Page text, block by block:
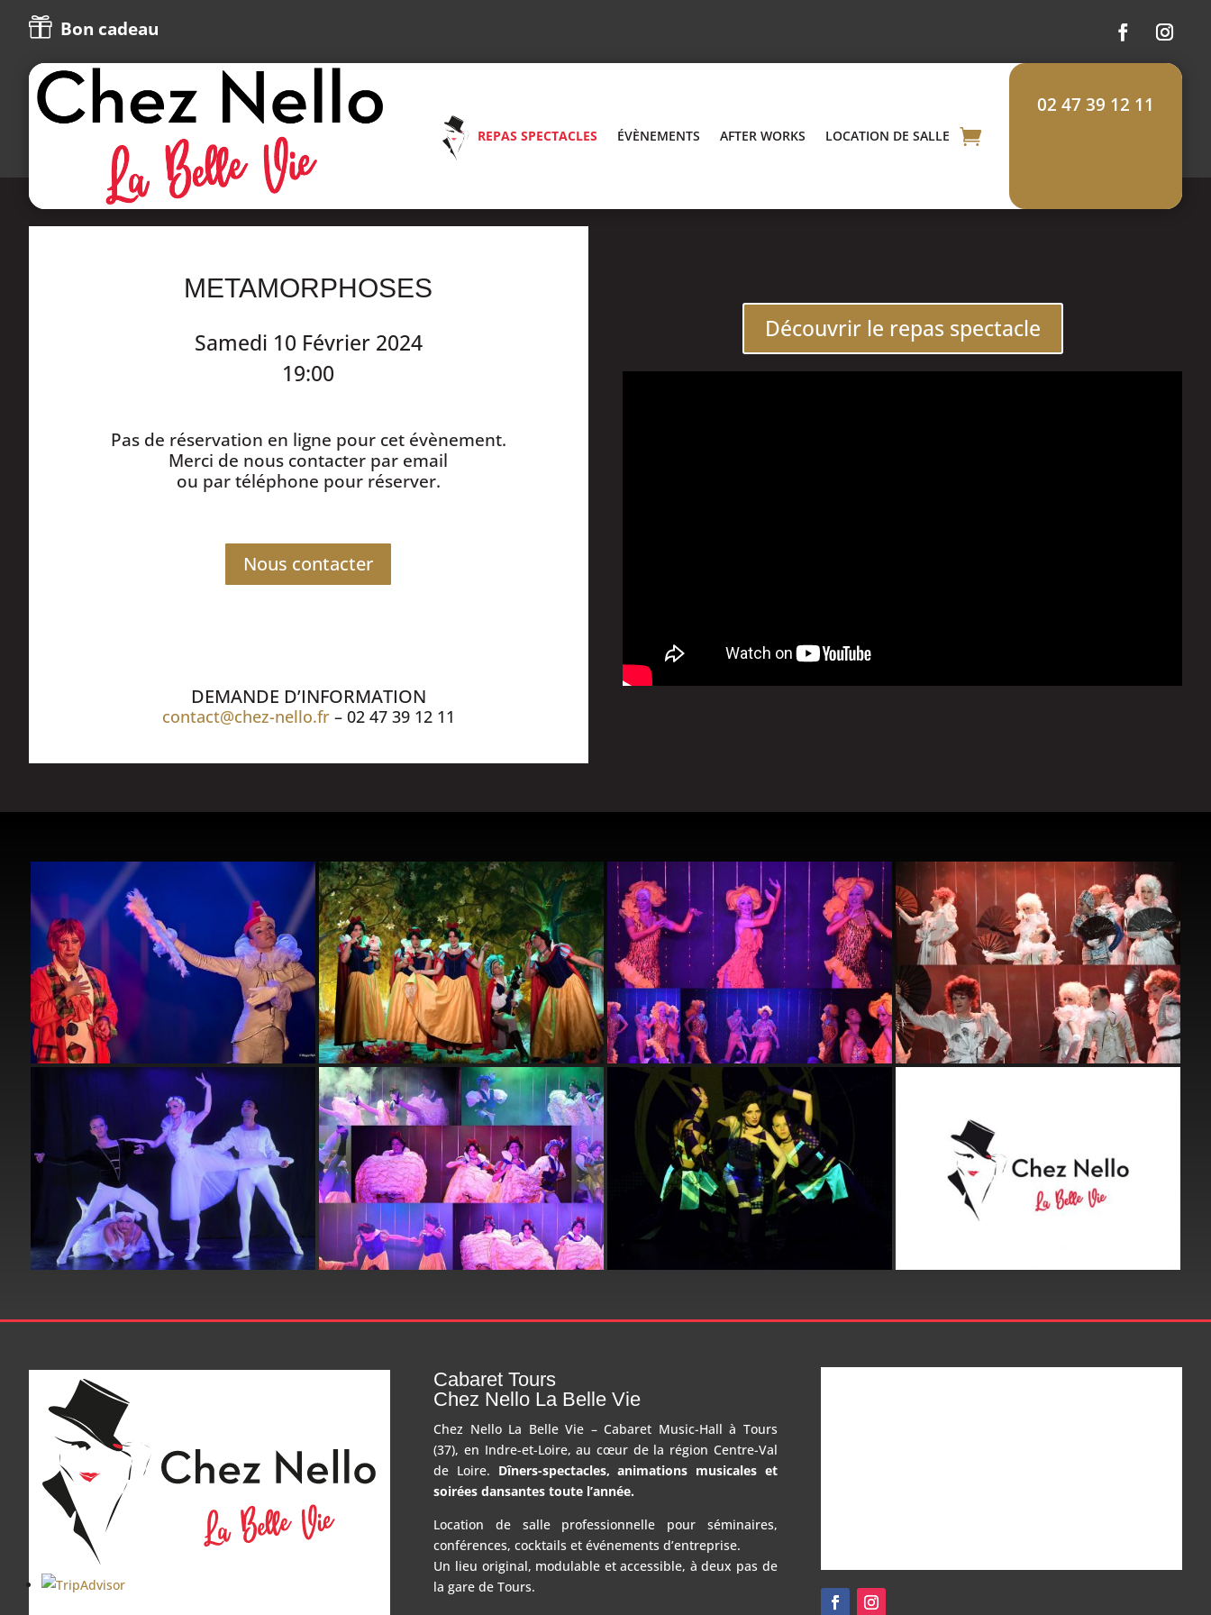
 Bon cadeau
REPAS SPECTACLES ÉVÈNEMENTS AFTER WORKS LOCATION DE SALLE
02 47 39 12 11
METAMORPHOSES
Samedi 10 Février 2024
19:00
Pas de réservation en ligne pour cet évènement.
Merci de nous contacter par email
ou par téléphone pour réserver.
Nous contacter
DEMANDE D’INFORMATION
contact@chez-nello.fr– 02 47 39 12 11
Découvrir le repas spectacle
Cabaret Tours
Chez Nello La Belle Vie
Chez Nello La Belle Vie – Cabaret Music-Hall à Tours
(37), en Indre-et-Loire, au cœur de la région Centre-Val
de Loire. Dîners-spectacles, animations musicales et
soirées dansantes toute l’année.
Location de salle professionnelle pour séminaires,
conférences, cocktails et événements d’entreprise.
Un lieu original, modulable et accessible, à deux pas de
la gare de Tours.